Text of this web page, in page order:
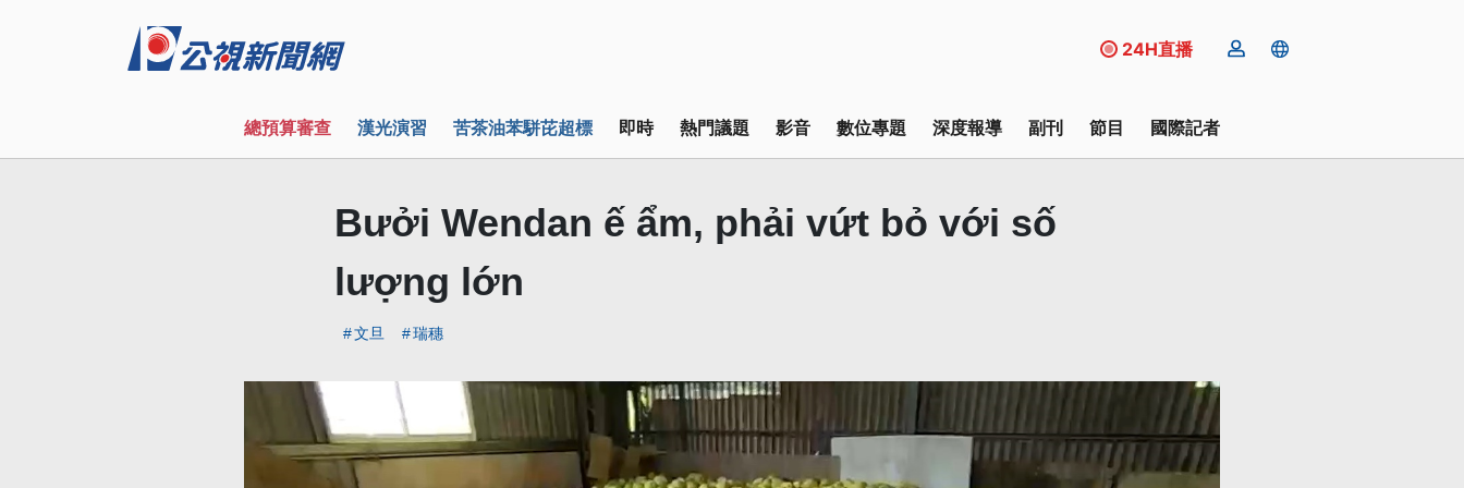
24H直播
總預算審查 漢光演習 苦茶油苯駢芘超標 即時 熱門議題 影音 數位專題 深度報導 副刊 節目 國際記者
Bưởi Wendan ế ẩm, phải vứt bỏ với số
lượng lớn
文旦 瑞穗